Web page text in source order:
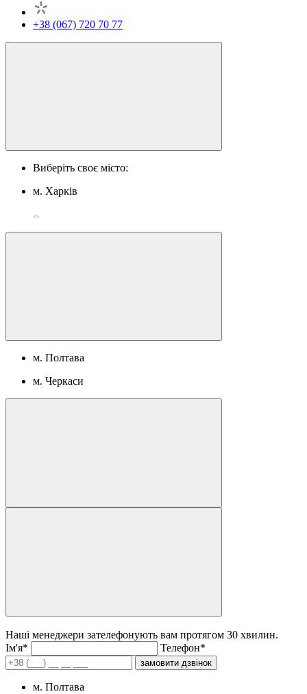
+38 (067) 720 70 77
Виберіть своє місто:
м. Харків
м. Полтава
м. Черкаси
Наші менеджери зателефонують вам протягом 30 хвилин.
Iм'я*
Телефон*
замовити дзвінок
м. Полтава